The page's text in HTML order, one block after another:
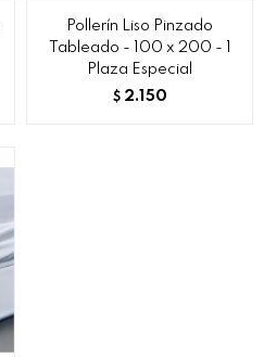
Pollerín Liso Pinzado
Tableado - 100 x 200 - 1
Plaza Especial
$ 2.150